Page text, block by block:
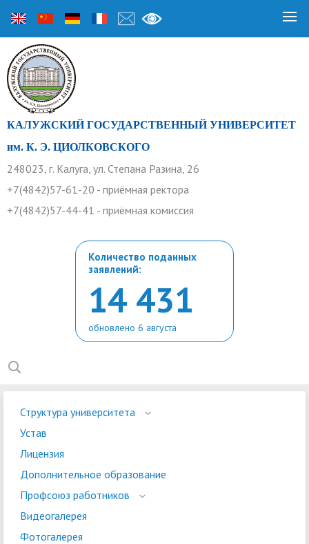
КАЛУЖСКИЙ ГОСУДАРСТВЕННЫЙ УНИВЕРСИТЕТ
им. К. Э. ЦИОЛКОВСКОГО
248023, г. Калуга, ул. Степана Разина, 26
+7(4842)57-61-20 - приёмная ректора
+7(4842)57-44-41 - приёмная комиссия
Количество поданных
заявлений:
14 431
обновлено 6 августа
Структура университета
Устав
Лицензия
Дополнительное образование
Профсоюз работников
Видеогалерея
Фотогалерея